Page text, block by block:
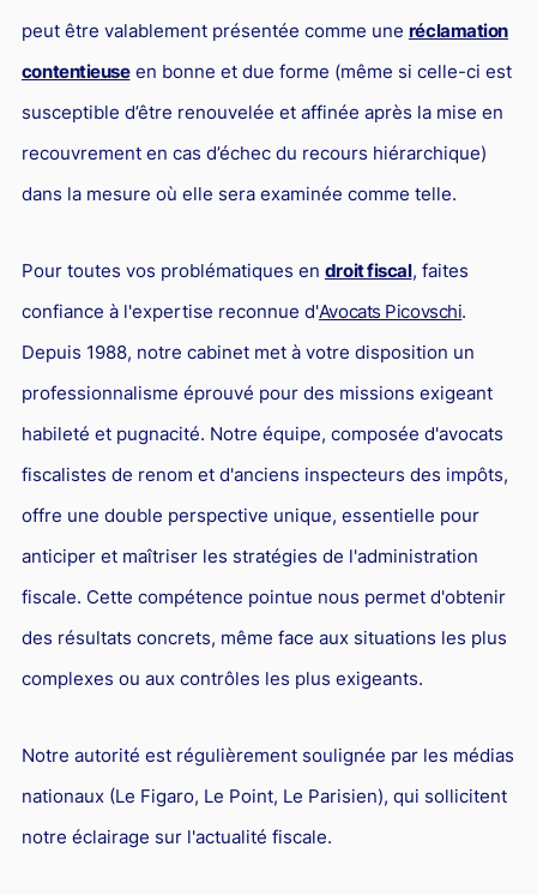
peut être valablement présentée comme une réclamation
contentieuseen bonne et due forme (même si celle-ci est
susceptible d’être renouvelée et affinée après la mise en
recouvrement en cas d’échec du recours hiérarchique)
dans la mesure où elle sera examinée comme telle.
Pour toutes vos problématiques en droit fiscal, faites
confiance à l'expertise reconnue d'Avocats Picovschi.
Depuis 1988, notre cabinet met à votre disposition un
professionnalisme éprouvé pour des missions exigeant
habileté et pugnacité. Notre équipe, composée d'avocats
fiscalistes de renom et d'anciens inspecteurs des impôts,
offre une double perspective unique, essentielle pour
anticiper et maîtriser les stratégies de l'administration
fiscale. Cette compétence pointue nous permet d'obtenir
des résultats concrets, même face aux situations les plus
complexes ou aux contrôles les plus exigeants.
Notre autorité est régulièrement soulignée par les médias
nationaux (Le Figaro, Le Point, Le Parisien), qui sollicitent
notre éclairage sur l'actualité fiscale.